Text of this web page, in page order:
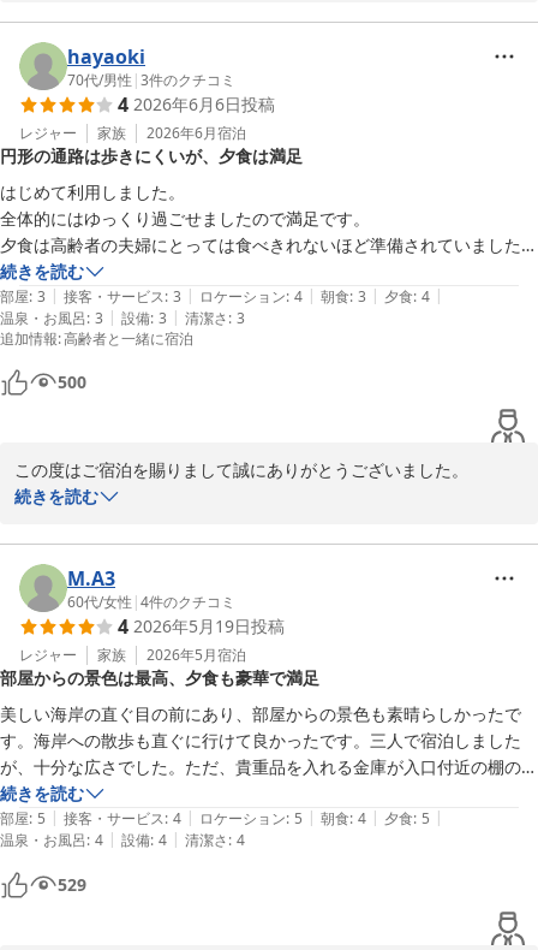
また、『また泊まりたい』とのお言葉いただき感謝申し上げます。
機会がございましたら又お越しくださいませ。
またお会いできるのを楽しみにしております。
たてやま鏡ヶ浦温泉 館山シーサイドホテル
2026-08-01
hayaoki
70代/男性 |3件のクチコミ
4 2026年6月6日投稿
レジャー 家族 2026年6月宿泊
円形の通路は歩きにくいが、夕食は満足
はじめて利用しました。
全体的にはゆっくり過ごせましたので満足です。
夕食は高齢者の夫婦にとっては食べきれないほど準備されていました。
夫婦ともにおいしいと思ったのは、「カレイのあんかけ」です。
気になったのは建物が円形のこった作りで、円周状の通路を通って大浴
場に行きます。
私ども高齢の夫婦は、歩きにくく身体が傾くような感覚になり、気持ち
続きを読む
部屋: 3 | 接客・サービス: 3 | ロケーション: 4 | 朝食: 3 | 夕食: 4 |
温泉・お風呂: 3 | 設備: 3 | 清潔さ: 3
追加情報:高齢者と一緒に宿泊
500
この度はご宿泊を賜りまして誠にありがとうございました。
また、カレイのあんかけのお料理にご満足いただけました事嬉しい
たてやま鏡ヶ浦温泉 館山シーサイドホテル
2026-06-06
続きを読む
M.A3
60代/女性 |4件のクチコミ
4 2026年5月19日投稿
レジャー 家族 2026年5月宿泊
部屋からの景色は最高、夕食も豪華で満足
美しい海岸の直ぐ目の前にあり、部屋からの景色も素晴らしかったで
す。海岸への散歩も直ぐに行けて良かったです。三人で宿泊しました
が、十分な広さでした。ただ、貴重品を入れる金庫が入口付近の棚の上
に置かれていて、ちょっと不安な気持ちがしました。普通は部屋の奥の
戸棚の中とかが多いので。
温泉は良かったですが、道路に近いせいか視界が遮られていて、座って
いると景色は見られないのが残念でした。露天風呂もないのも残念でし
た。
夕食は船盛が豪華で母も喜んでました。量も多くかなりお腹いっぱいに
続きを読む
部屋: 5 | 接客・サービス: 4 | ロケーション: 5 | 朝食: 4 | 夕食: 5 |
温泉・お風呂: 4 | 設備: 4 | 清潔さ: 4
529